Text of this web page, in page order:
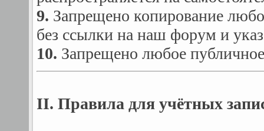
9. Запрещено копирование
без ссылки на наш форум и
10. Запрещено любое
II. Правила для учётных